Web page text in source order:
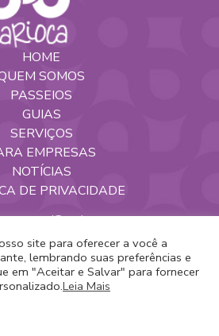
HOME
SOMOS
PASSEIOS
GUIAS
SERVIÇOS
EMPRESAS
NOTÍCIAS
DE PRIVACIDADE
Redes
Copyright 2020 -
site para oferecer a você a
lembrando suas preferências e
em "Aceitar e Salvar" para fornecer
Leia Mais